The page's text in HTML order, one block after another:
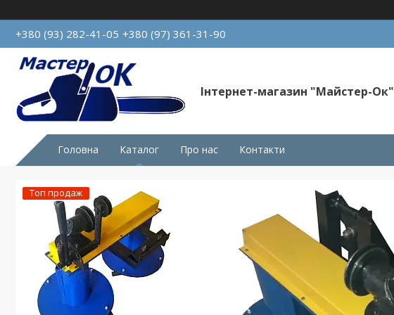
+380 (93) 282-41-05 +380 (97) 361-31-90
Інтернет-магазин "Майстер-Ок"
Головна Каталог Про нас Контакти
Топ продаж